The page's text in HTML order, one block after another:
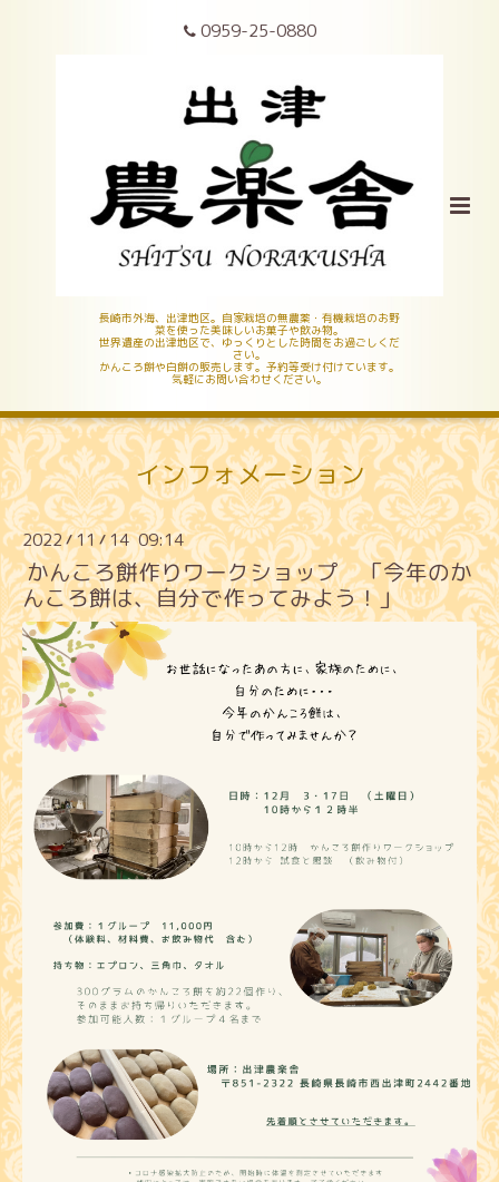
0959-25-0880
長崎市外海、出津地区。自家栽培の無農薬・有機栽培のお野
菜を使った美味しいお菓子や飲み物。
世界遺産の出津地区で、ゆっくりとした時間をお過ごしくだ
さい。
かんころ餅や白餅の販売します。予約等受け付けています。
気軽にお問い合わせください。
インフォメーション
2022/11/14 09:14
かんころ餅作りワークショップ 「今年のか
んころ餅は、自分で作ってみよう！」